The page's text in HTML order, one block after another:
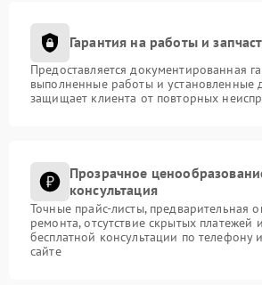
Гарантия на работы и
Предоставляется документированная
выполненные работы и установленные
защищает клиента от повторных
Прозрачное
консультация
Точные прайс-листы, предварительная
ремонта, отсутствие скрытых платежей
бесплатной консультации по телефону
сайте